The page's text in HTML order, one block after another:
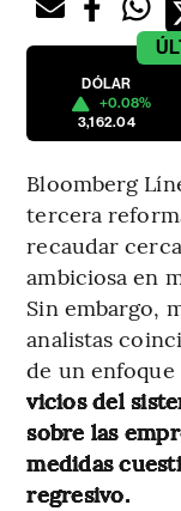
DÓLAR
+0.08%
3,162.04
Bloomberg
tercera
recaudar
ambiciosa en
Sin embargo,
analistas
de un
vicios del
sobre las
medidas
regresivo.